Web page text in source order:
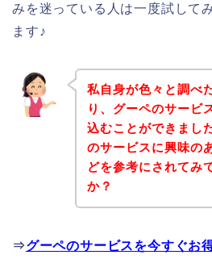
みを迷っている人は一度試して
ます♪
私自身が色々と調べ
り、グーペのサービ
込むことができまし
のサービスに興味の
どを参考にされてみ
か？
⇒グーペのサービスを今すぐお